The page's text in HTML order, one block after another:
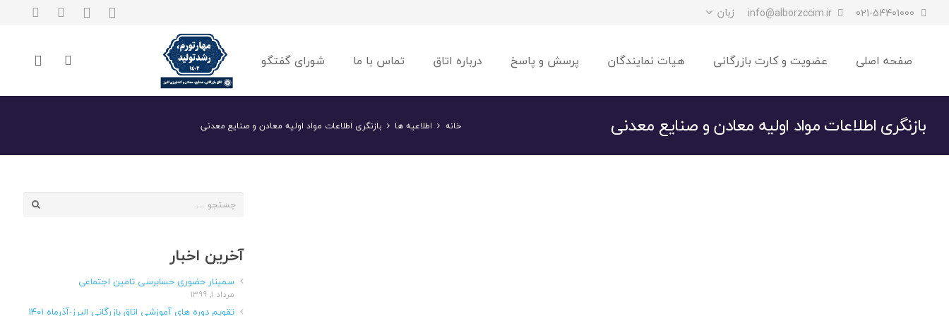
021-54401000
info@alborzccim.ir زبان
صفحه اصلی عضویت و کارت بازرگانی هیات نمایندگان پرسش و پاسخ درباره اتاق تماس با ما شورای گفتگو
بازنگری اطلاعات مواد اولیه معادن و صنایع معدنی خانه اطلاعیه ها بازنگری اطلاعات مواد اولیه معادن و صنایع معدنی
جستجو
آخرین اخبار
سمینار حضوری حسابرسی تامین اجتماعی
مرداد ۱, ۱۳۹۹
تقویم دوره های آموزشی اتاق بازرگانی البرز-آذرماه ۱۴۰۱